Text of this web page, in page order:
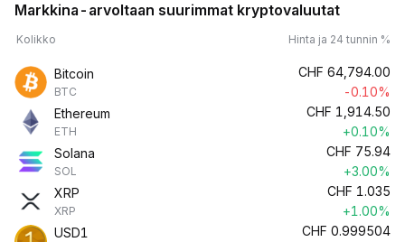
Markkina-arvoltaan suurimmat kryptovaluutat
Kolikko Hinta ja 24 tunnin %
Bitcoin
BTC
CHF 64,794.00
-0.10%
Ethereum
ETH
CHF 1,914.50
+0.10%
Solana
SOL
CHF 75.94
+3.00%
XRP
XRP
CHF 1.035
+1.00%
USD1
CHF 0.999504